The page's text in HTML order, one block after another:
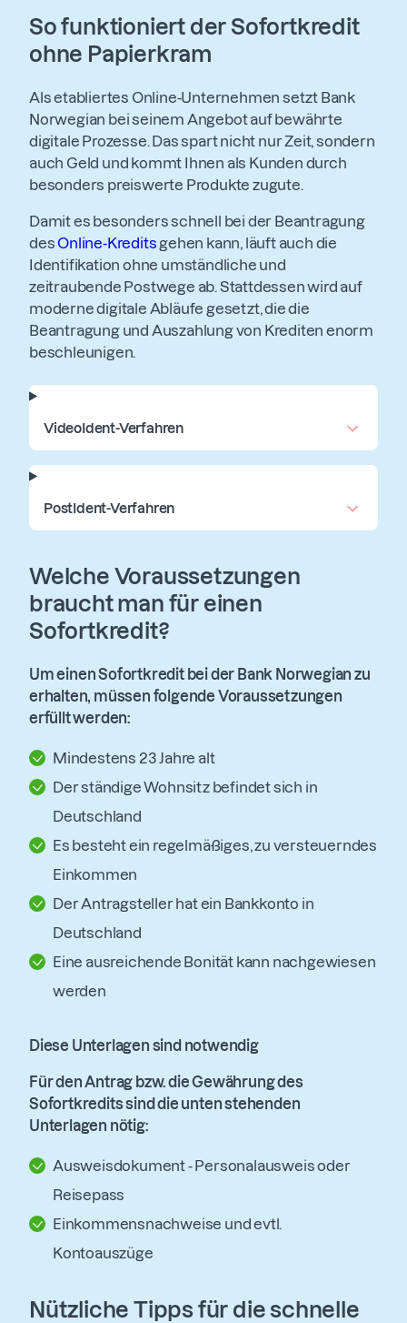
So funktioniert der Sofortkredit
ohne Papierkram
Als etabliertes Online-Unternehmen setzt Bank
Norwegian bei seinem Angebot auf bewährte
digitale Prozesse. Das spart nicht nur Zeit, sondern
auch Geld und kommt Ihnen als Kunden durch
besonders preiswerte Produkte zugute.
Damit es besonders schnell bei der Beantragung
des Online-Kredits gehen kann, läuft auch die
Identifikation ohne umständliche und
zeitraubende Postwege ab. Stattdessen wird auf
moderne digitale Abläufe gesetzt, die die
Beantragung und Auszahlung von Krediten enorm
beschleunigen.
VideoIdent-Verfahren
PostIdent-Verfahren
Welche Voraussetzungen
braucht man für einen
Sofortkredit?
Um einen Sofortkredit bei der Bank Norwegian zu
erhalten, müssen folgende Voraussetzungen
erfüllt werden:
Mindestens 23 Jahre alt
Der ständige Wohnsitz befindet sich in
Deutschland
Es besteht ein regelmäßiges, zu versteuerndes
Einkommen
Der Antragsteller hat ein Bankkonto in
Deutschland
Eine ausreichende Bonität kann nachgewiesen
werden
Diese Unterlagen sind notwendig
Für den Antrag bzw. die Gewährung des
Sofortkredits sind die unten stehenden
Unterlagen nötig:
Ausweisdokument - Personalausweis oder
Reisepass
Einkommensnachweise und evtl.
Kontoauszüge
Nützliche Tipps für die schnelle